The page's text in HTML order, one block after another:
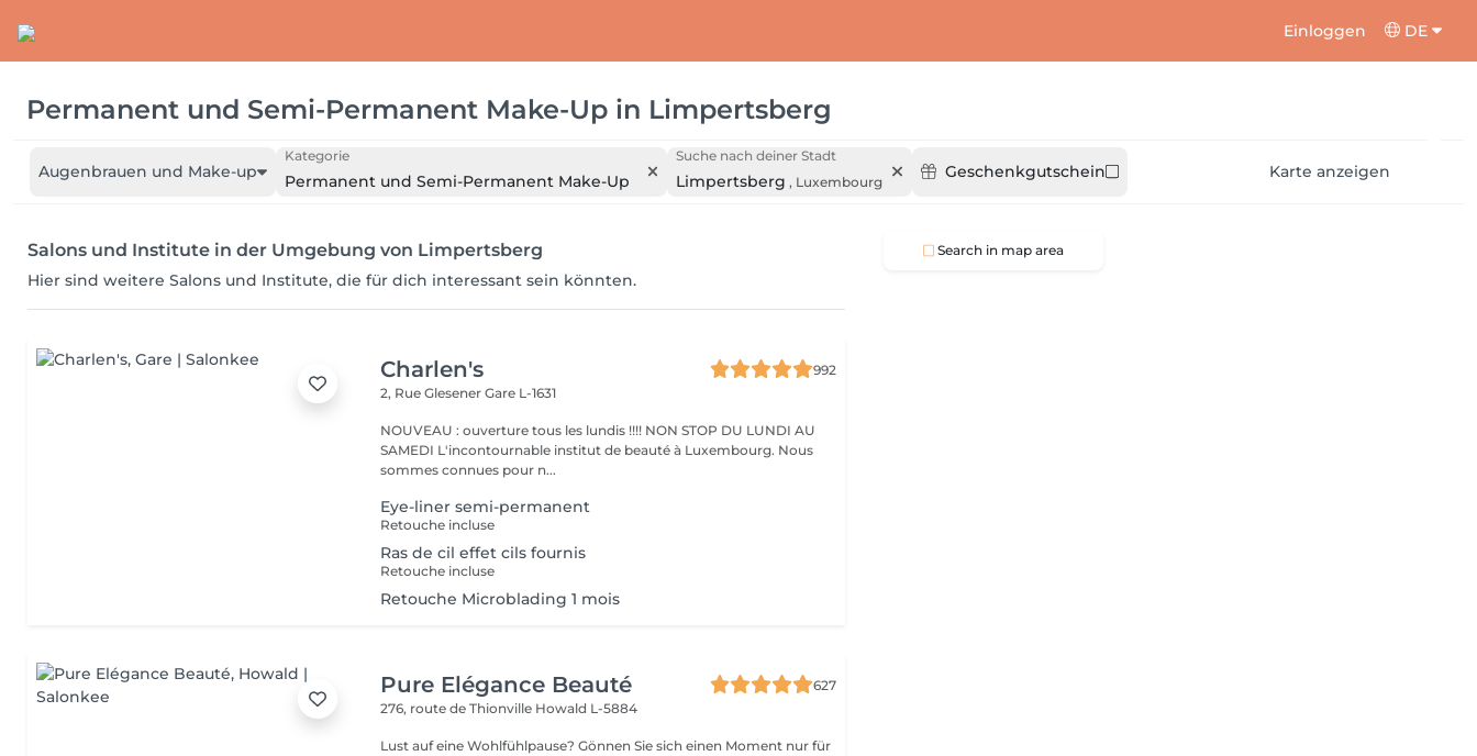
Einloggen DE
Permanent und Semi-Permanent Make-Up in Limpertsberg
Augenbrauen und Make-up
Kategorie
Permanent und Semi-Permanent Make-Up
Suche nach deiner Stadt
Limpertsberg , Luxembourg
Geschenkgutschein Karte anzeigen
Salons und Institute in der Umgebung von Limpertsberg
Hier sind weitere Salons und Institute, die für dich interessant sein könnten.
Charlen's
992
2, Rue GlesenerGare L-1631
NOUVEAU : ouverture tous les lundis !!!! NON STOP DU LUNDI AU
SAMEDI L'incontournable institut de beauté à Luxembourg. Nous
sommes connues pour n...
Eye-liner semi-permanent
Retouche incluse
Ras de cil effet cils fournis
Retouche incluse
Retouche Microblading 1 mois
Pure Elégance Beauté
627
276, route de Thionville Howald L-5884
Lust auf eine Wohlfühlpause? Gönnen Sie sich einen Moment nur für
Search in map area